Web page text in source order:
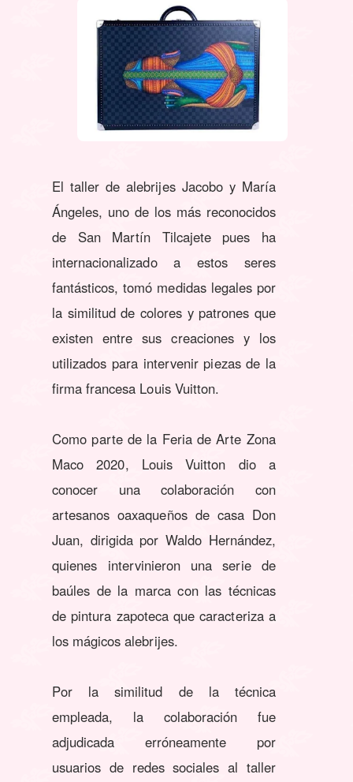
El taller de alebrijes Jacobo y María
Ángeles, uno de los más reconocidos
de San Martín Tilcajete pues ha
internacionalizado a estos seres
fantásticos, tomó medidas legales por
la similitud de colores y patrones que
existen entre sus creaciones y los
utilizados para intervenir piezas de la
firma francesa Louis Vuitton.
Como parte de la Feria de Arte Zona
Maco 2020, Louis Vuitton dio a
conocer una colaboración con
artesanos oaxaqueños de casa Don
Juan, dirigida por Waldo Hernández,
quienes intervinieron una serie de
baúles de la marca con las técnicas
de pintura zapoteca que caracteriza a
los mágicos alebrijes.
Por la similitud de la técnica
empleada, la colaboración fue
adjudicada erróneamente por
usuarios de redes sociales al taller